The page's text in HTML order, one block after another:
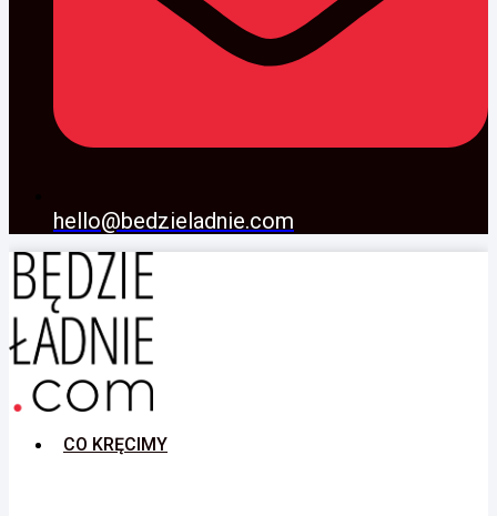
hello@bedzieladnie.com
CO KRĘCIMY